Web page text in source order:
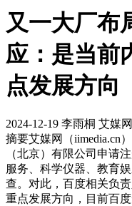
又一大厂布
应：是当前
点发展方向
2024-12-19 李雨桐 艾媒网
摘要艾媒网（iimedia.cn
（北京）有限公司申请
服务、科学仪器、教育
查。对此，百度相关负
重点发展方向，目前百